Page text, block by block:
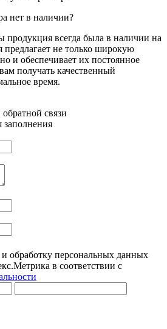
нет в наличии?
продукция всегда была в наличии на
не только широкую
и обеспечивает их постоянное
получать качественный
время.
связи
заполнения
обработку персональных данных
в соответствии с